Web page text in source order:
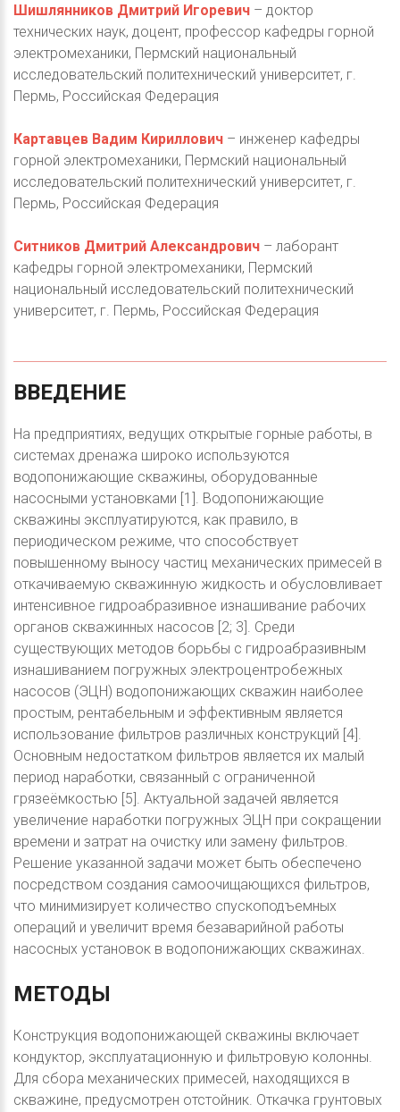
Шишлянников Дмитрий Игоревич – доктор
технических наук, доцент, профессор кафедры горной
электромеханики, Пермский национальный
исследовательский политехнический университет, г.
Пермь, Российская Федерация
Картавцев Вадим Кириллович – инженер кафедры
горной электромеханики, Пермский национальный
исследовательский политехнический университет, г.
Пермь, Российская Федерация
Ситников Дмитрий Александрович – лаборант
кафедры горной электромеханики, Пермский
национальный исследовательский политехнический
университет, г. Пермь, Российская Федерация
ВВЕДЕНИЕ
На предприятиях, ведущих открытые горные работы, в
системах дренажа широко используются
водопонижающие скважины, оборудованные
насосными установками [1]. Водопонижающие
скважины эксплуатируются, как правило, в
периодическом режиме, что способствует
повышенному выносу частиц механических примесей в
откачиваемую скважинную жидкость и обусловливает
интенсивное гидроабразивное изнашивание рабочих
органов скважинных насосов [2; 3]. Среди
существующих методов борьбы с гидроабразивным
изнашиванием погружных электроцентробежных
насосов (ЭЦН) водопонижающих скважин наиболее
простым, рентабельным и эффективным является
использование фильтров различных конструкций [4].
Основным недостатком фильтров является их малый
период наработки, связанный с ограниченной
грязеёмкостью [5]. Актуальной задачей является
увеличение наработки погружных ЭЦН при сокращении
времени и затрат на очистку или замену фильтров.
Решение указанной задачи может быть обеспечено
посредством создания самоочищающихся фильтров,
что минимизирует количество спускоподъемных
операций и увеличит время безаварийной работы
насосных установок в водопонижающих скважинах.
МЕТОДЫ
Конструкция водопонижающей скважины включает
кондуктор, эксплуатационную и фильтровую колонны.
Для сбора механических примесей, находящихся в
скважине, предусмотрен отстойник. Откачка грунтовых